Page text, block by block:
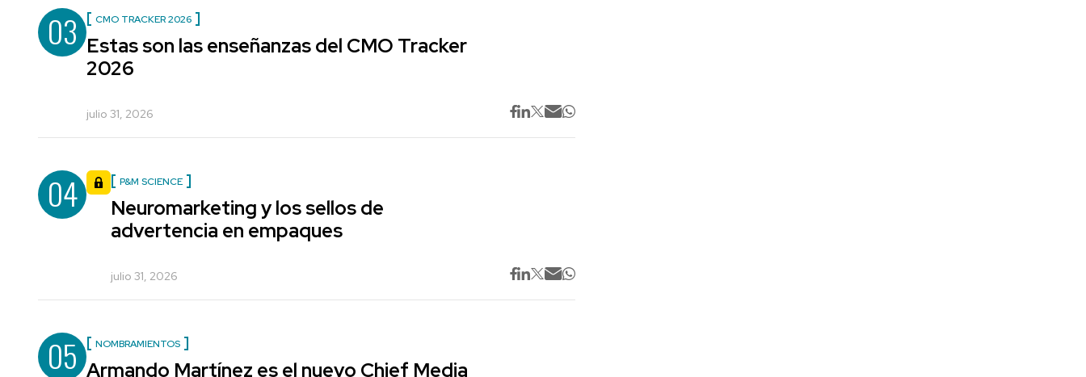
03 CMO TRACKER 2026
Estas son las enseñanzas del CMO Tracker
2026
julio 31, 2026
04 P&M SCIENCE
Neuromarketing y los sellos de
advertencia en empaques
julio 31, 2026
05 NOMBRAMIENTOS
Armando Martínez es el nuevo Chief Media